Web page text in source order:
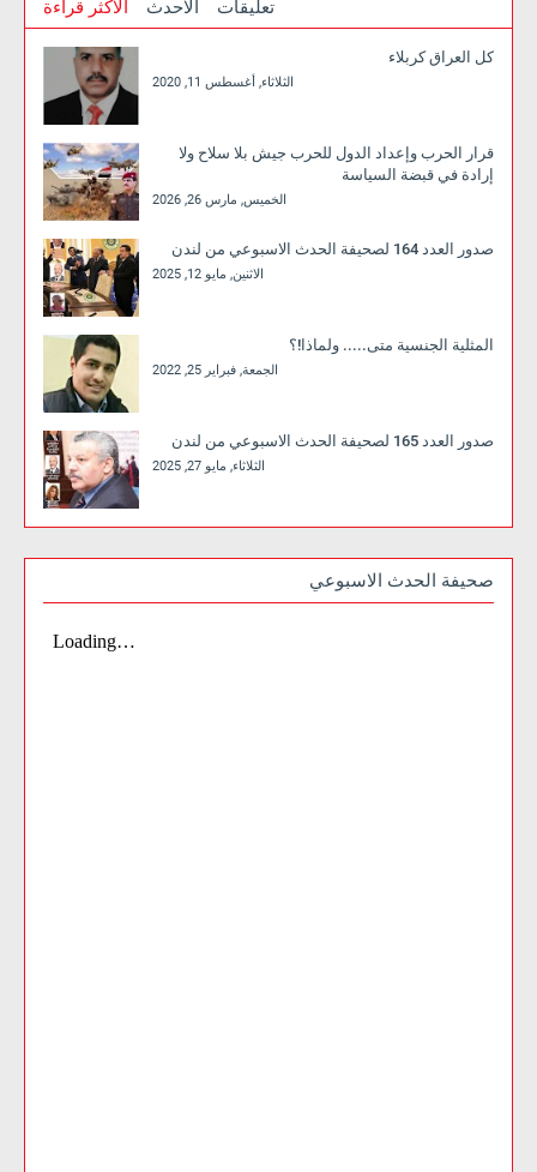
الاكثر قراءة الاحدث تعليقات
كل العراق كربلاء
الثلاثاء, أغسطس 11, 2020
قرار الحرب وإعداد الدول للحرب جيش بلا سلاح ولا
إرادة في قبضة السياسة
الخميس, مارس 26, 2026
صدور العدد 164 لصحيفة الحدث الاسبوعي من لندن
الاثنين, مايو 12, 2025
المثلية الجنسية متى..... ولماذا!؟
الجمعة, فبراير 25, 2022
صدور العدد 165 لصحيفة الحدث الاسبوعي من لندن
الثلاثاء, مايو 27, 2025
صحيفة الحدث الاسبوعي